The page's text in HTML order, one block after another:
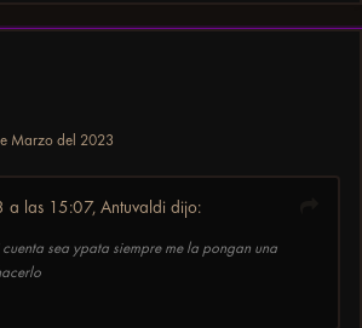
Marzo del 2023
las 15:07, Antuvaldi dijo:
sea ypata siempre me la pongan una